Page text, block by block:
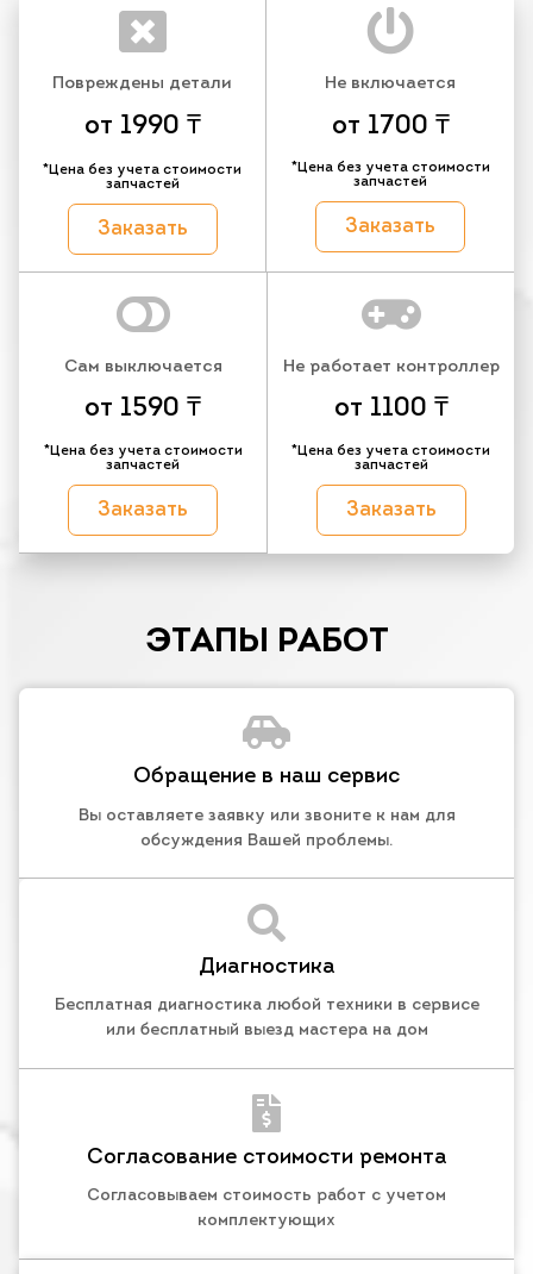
Повреждены детали
от 1990 ₸
*Цена без учета стоимости
запчастей
Заказать
Не включается
от 1700 ₸
*Цена без учета стоимости
запчастей
Заказать
Сам выключается
от 1590 ₸
*Цена без учета стоимости
запчастей
Заказать
Не работает контроллер
от 1100 ₸
*Цена без учета стоимости
запчастей
Заказать
ЭТАПЫ РАБОТ
Обращение в наш сервис
Вы оставляете заявку или звоните к нам для
обсуждения Вашей проблемы.
Диагностика
Бесплатная диагностика любой техники в сервисе
или бесплатный выезд мастера на дом
Согласование стоимости ремонта
Согласовываем стоимость работ с учетом
комплектующих